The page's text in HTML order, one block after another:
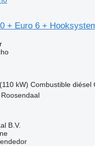
+ Euro 6 +
kW) Combustible diésel
B.V.